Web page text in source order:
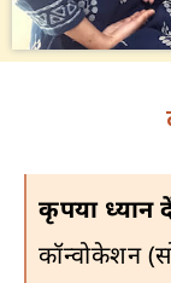
कृपया ध्यान
कॉन्वोकेशन